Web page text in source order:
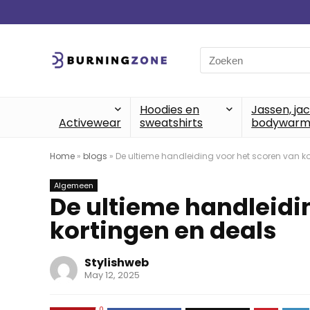
Search
for:
Activewear
Hoodies en
sweatshirts
Jassen,
Home » blogs » De ultieme handleiding voor het scoren van
Algemeen
De ultieme
kortingen en deals
Stylishweb
May 12, 2025